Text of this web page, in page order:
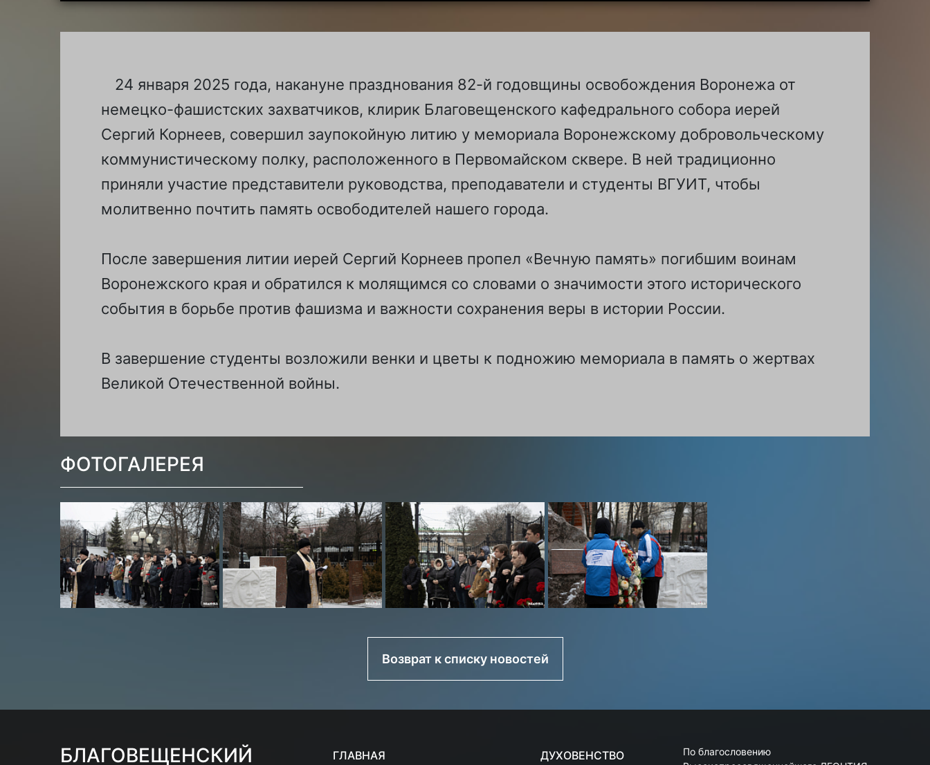
24 января 2025 года, накануне празднования 82-й годовщины освобождения Воронежа от
немецко-фашистских захватчиков, клирик Благовещенского кафедрального собора иерей
Сергий Корнеев, совершил заупокойную литию у мемориала Воронежскому добровольческому
коммунистическому полку, расположенного в Первомайском сквере. В ней традиционно
приняли участие представители руководства, преподаватели и студенты ВГУИТ, чтобы
молитвенно почтить память освободителей нашего города.
После завершения литии иерей Сергий Корнеев пропел «Вечную память» погибшим воинам
Воронежского края и обратился к молящимся со словами о значимости этого исторического
события в борьбе против фашизма и важности сохранения веры в истории России.
В завершение студенты возложили венки и цветы к подножию мемориала в память о жертвах
Великой Отечественной войны.
ФОТОГАЛЕРЕЯ
Возврат к списку новостей
БЛАГОВЕЩЕНСКИЙ ГЛАВНАЯ ДУХОВЕНСТВО
По благословению